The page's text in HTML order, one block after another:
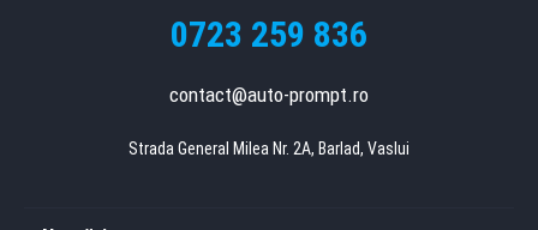
0723 259 836
contact@auto-prompt.ro
Strada General Milea Nr. 2A, Barlad, Vaslui